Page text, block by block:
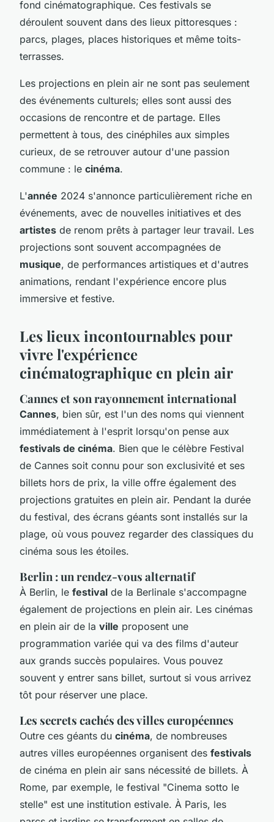
fond cinématographique. Ces festivals se
déroulent souvent dans des lieux pittoresques :
parcs, plages, places historiques et même toits-
terrasses.
Les projections en plein air ne sont pas seulement
des événements culturels; elles sont aussi des
occasions de rencontre et de partage. Elles
permettent à tous, des cinéphiles aux simples
curieux, de se retrouver autour d'une passion
commune : le cinéma.
L'année 2024 s'annonce particulièrement riche en
événements, avec de nouvelles initiatives et des
artistes de renom prêts à partager leur travail. Les
projections sont souvent accompagnées de
musique, de performances artistiques et d'autres
animations, rendant l'expérience encore plus
immersive et festive.
Les lieux incontournables pour
vivre l'expérience
cinématographique en plein air
Cannes et son rayonnement international
Cannes, bien sûr, est l'un des noms qui viennent
immédiatement à l'esprit lorsqu'on pense aux
festivals de cinéma. Bien que le célèbre Festival
de Cannes soit connu pour son exclusivité et ses
billets hors de prix, la ville offre également des
projections gratuites en plein air. Pendant la durée
du festival, des écrans géants sont installés sur la
plage, où vous pouvez regarder des classiques du
cinéma sous les étoiles.
Berlin : un rendez-vous alternatif
À Berlin, le festival de la Berlinale s'accompagne
également de projections en plein air. Les cinémas
en plein air de la ville proposent une
programmation variée qui va des films d'auteur
aux grands succès populaires. Vous pouvez
souvent y entrer sans billet, surtout si vous arrivez
tôt pour réserver une place.
Les secrets cachés des villes européennes
Outre ces géants du cinéma, de nombreuses
autres villes européennes organisent des festivals
de cinéma en plein air sans nécessité de billets. À
Rome, par exemple, le festival "Cinema sotto le
stelle" est une institution estivale. À Paris, les